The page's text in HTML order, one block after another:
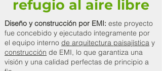
refugio al aire libre
Diseño y construcción por EMI: este proyecto
fue concebido y ejecutado íntegramente por
el equipo interno de arquitectura paisajística y
construcción de EMI, lo que garantiza una
visión y una calidad perfectas de principio a